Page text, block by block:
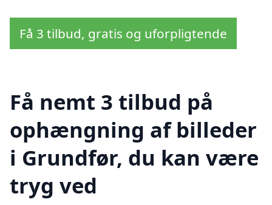
Få 3 tilbud, gratis og uforpligtende
Få nemt 3 tilbud på
ophængning af billeder
i Grundfør, du kan være
tryg ved